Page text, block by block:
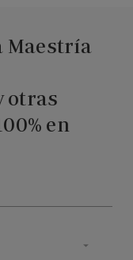
Maestría
otras
en